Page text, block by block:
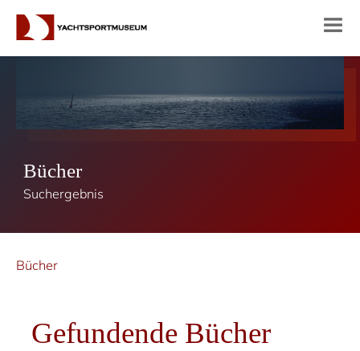
Bücher
Suchergebnis
Bücher
Gefundende Bücher